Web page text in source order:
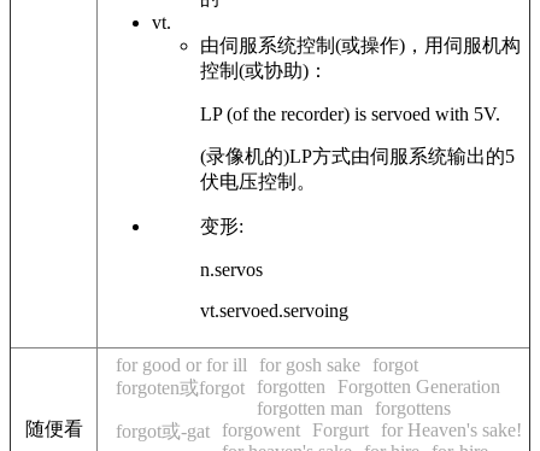
vt.
由伺服系统控制(或操作)，用伺服机构
控制(或协助)：
LP (of the recorder) is servoed with 5V.
(录像机的)LP方式由伺服系统输出的5
伏电压控制。
变形:
n.servos
vt.servoed.servoing
随便看
for good or for ill for gosh sake
forgot
forgoten或forgot
forgotten
Forgotten Generation
forgotten man
forgottens
forgot或-gat
forgowent Forgurt
for Heaven's sake!